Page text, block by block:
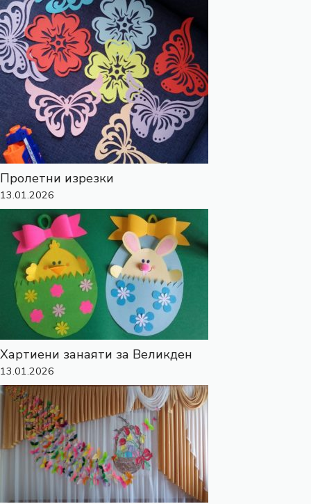
Пролетни изрезки
13.01.2026
Хартиени занаяти за Великден
13.01.2026